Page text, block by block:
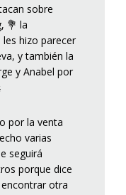
sobre
💐 la
hizo parecer
y también la
y Anabel por
por la venta
varias
seguirá
porque dice
otra